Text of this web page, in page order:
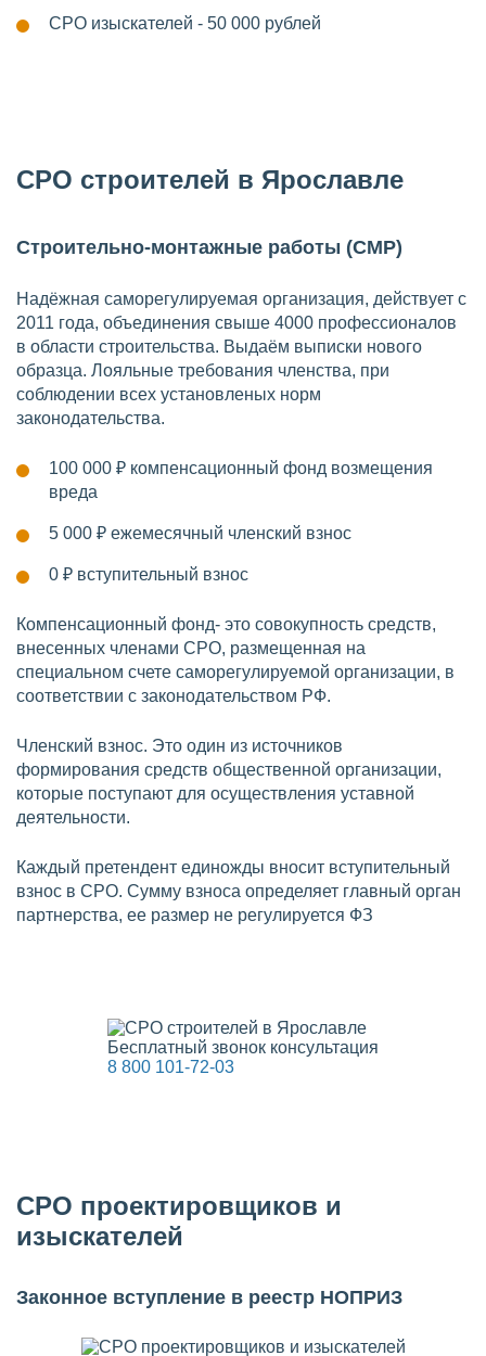
СРО изыскателей - 50 000 рублей
СРО строителей в Ярославле
Бесплатный звонок консультация
8 800 101-72-03
Строительно-монтажные работы (СМР)
Надёжная саморегулируемая организация, действует с
2011 года, объединения свыше 4000 профессионалов
в области строительства. Выдаём выписки нового
образца. Лояльные требования членства, при
соблюдении всех установленых норм
законодательства.
100 000 ₽ компенсационный фонд возмещения
вреда
5 000 ₽ ежемесячный членский взнос
0 ₽ вступительный взнос
Компенсационный фонд- это совокупность средств,
внесенных членами СРО, размещенная на
специальном счете саморегулируемой организации, в
соответствии с законодательством РФ.
Членский взнос. Это один из источников
формирования средств общественной организации,
которые поступают для осуществления уставной
деятельности.
Каждый претендент единожды вносит вступительный
взнос в СРО. Сумму взноса определяет главный орган
партнерства, ее размер не регулируется ФЗ
СРО проектировщиков и
изыскателей
Законное вступление в реестр НОПРИЗ